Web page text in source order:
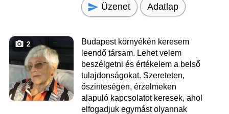
Üzenet Adatlap
2
Budapest környékén keresem
leendő társam. Lehet velem
beszélgetni és értékelem a belső
tulajdonságokat. Szereteten,
őszinteségen, érzelmeken
alapuló kapcsolatot keresek, ahol
elfogadjuk egymást olyannak